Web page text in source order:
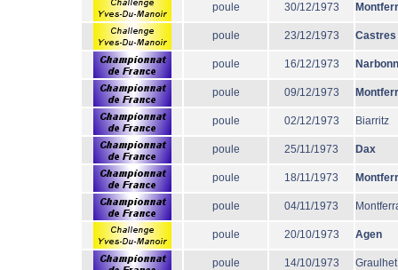
poule 30/12/1973
poule 23/12/1973 Castres
poule 16/12/1973
poule 09/12/1973
poule 02/12/1973 Biarritz
poule 25/11/1973 Dax
poule 18/11/1973
poule 04/11/1973
poule 20/10/1973 Agen
poule 14/10/1973 Graulhet